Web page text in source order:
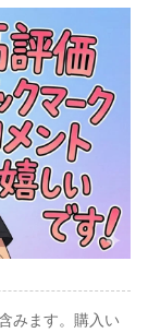
みます。購入い